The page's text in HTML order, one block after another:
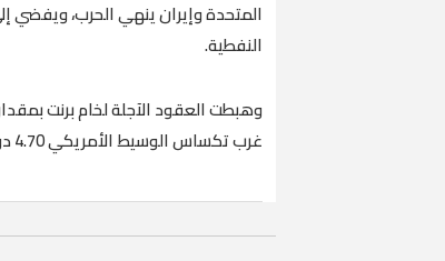
المتحدة وإيران ينهي الحرب، ويفضي
النفطية.
غرب تكساس الوسيط الأمريكي 4.70 دولار، أو 5.8%، إلى 76.05 دولار للبرميل.